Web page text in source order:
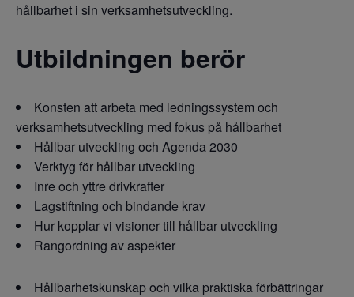
hållbarhet i sin verksamhetsutveckling.
Utbildningen berör
Konsten att arbeta med ledningssystem och
verksamhetsutveckling med fokus på hållbarhet
Hållbar utveckling och Agenda 2030
Verktyg för hållbar utveckling
Inre och yttre drivkrafter
Lagstiftning och bindande krav
Hur kopplar vi visioner till hållbar utveckling
Rangordning av aspekter
Hållbarhetskunskap och vilka praktiska förbättringar